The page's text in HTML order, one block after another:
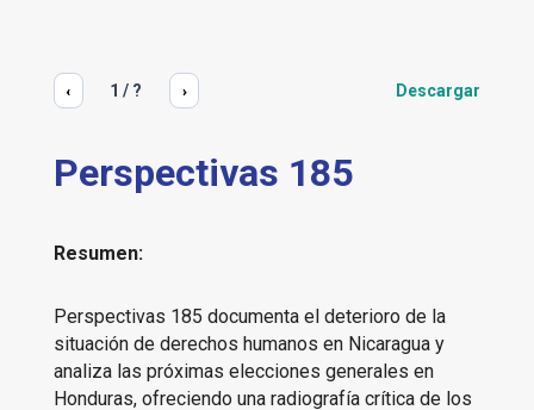
‹ 1 / ? › Descargar
Perspectivas 185
Resumen:
Perspectivas 185 documenta el deterioro de la
situación de derechos humanos en Nicaragua y
analiza las próximas elecciones generales en
Honduras, ofreciendo una radiografía crítica de los